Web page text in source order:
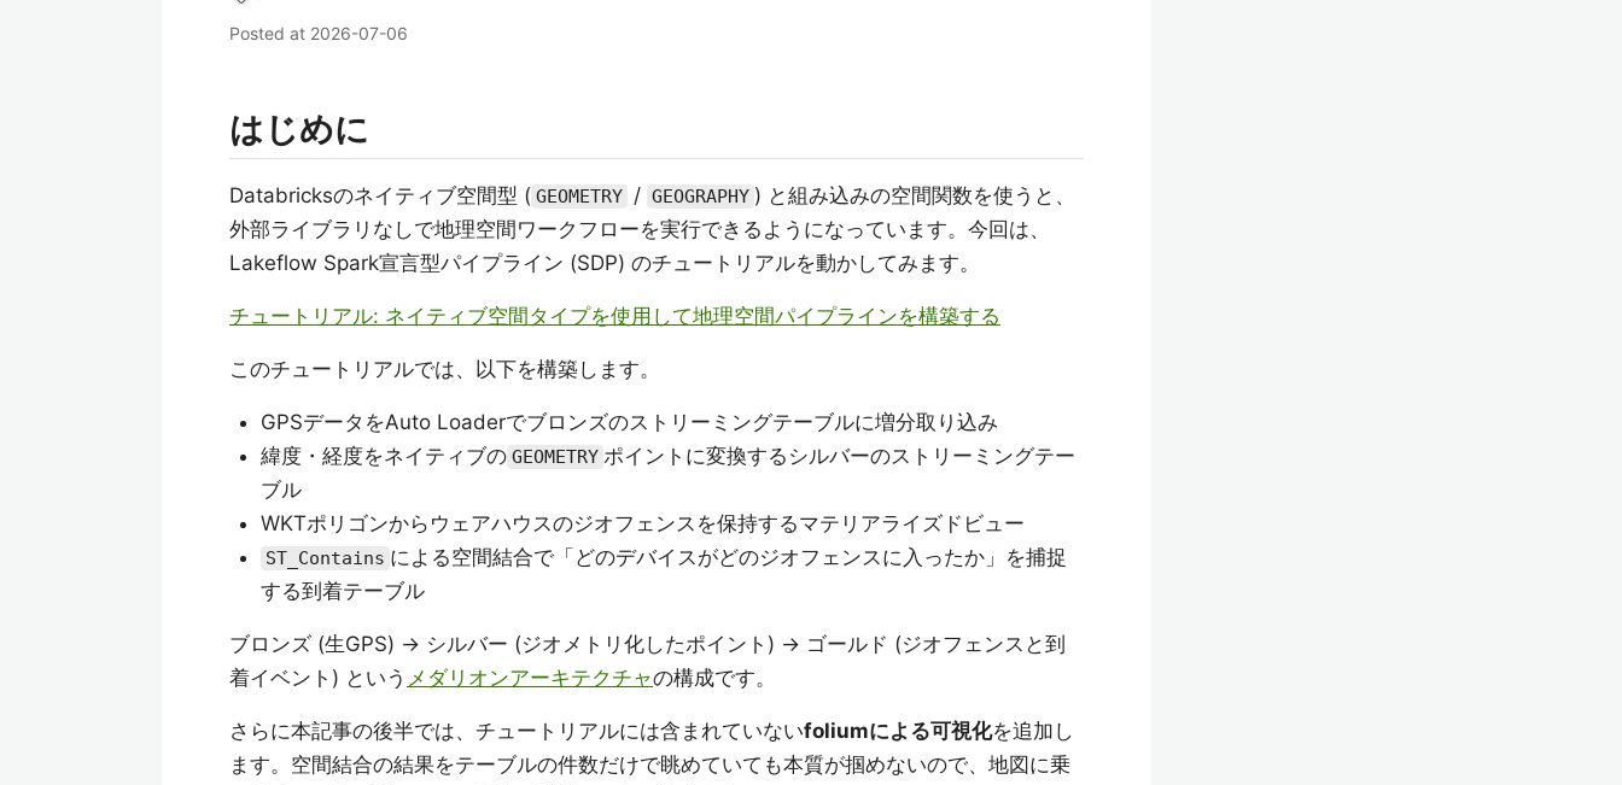
Posted at 2026-07-06
はじめに
Databricksのネイティブ空間型 ( GEOMETRY / GEOGRAPHY ) と組み込みの空間関数を使うと、
外部ライブラリなしで地理空間ワークフローを実行できるようになっています。今回は、
Lakeflow Spark宣言型パイプライン (SDP) のチュートリアルを動かしてみます。
チュートリアル: ネイティブ空間タイプを使用して地理空間パイプラインを構築する
このチュートリアルでは、以下を構築します。
GPSデータをAuto Loaderでブロンズのストリーミングテーブルに増分取り込み
緯度・経度をネイティブの GEOMETRY ポイントに変換するシルバーのストリーミングテー
ブル
WKTポリゴンからウェアハウスのジオフェンスを保持するマテリアライズドビュー
ST_Contains による空間結合で「どのデバイスがどのジオフェンスに入ったか」を捕捉
する到着テーブル
ブロンズ (生GPS) → シルバー (ジオメトリ化したポイント) → ゴールド (ジオフェンスと到
着イベント) という メダリオンアーキテクチャの構成です。
さらに本記事の後半では、チュートリアルには含まれていないfoliumによる可視化を追加し
ます。空間結合の結果をテーブルの件数だけで眺めていても本質が掴めないので、地図に乗